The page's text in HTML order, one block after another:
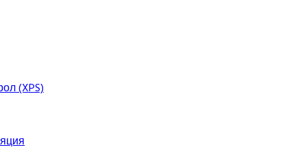
(XPS)